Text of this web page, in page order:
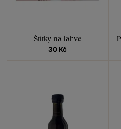
Štítky na lahve
30 Kč